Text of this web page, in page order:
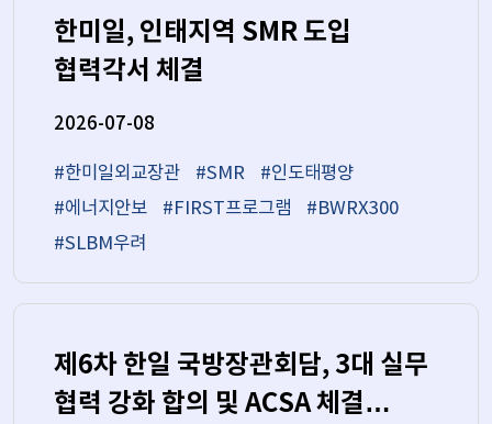
한미일, 인태지역 SMR 도입
협력각서 체결
2026-07-08
#한미일외교장관 #SMR
#인도태평양
#에너지안보
#FIRST프로그램
#BWRX300
#SLBM우려
제6차 한일 국방장관회담, 3대 실무
협력 강화 합의 및 ACSA 체결